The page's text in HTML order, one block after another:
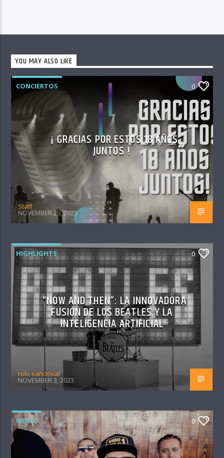
YOU MAY ALSO LIKE
CONCIERTOS 0
¡ GRACIAS POR ESTOS 18 AÑOS
JUNTOS !
Staff
NOVEMBER 29, 2023
HIGHLIGHTS 0
“NOW AND THEN”: LA INNOVADORA
FUSIÓN DE LOS BEATLES Y LA
INTELIGENCIA ARTIFICIAL
rolo sandoval
NOVEMBER 3, 2023
MUSIC 0